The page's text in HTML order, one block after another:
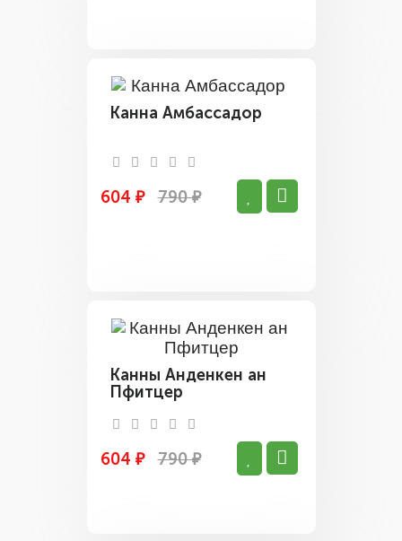
Канна Амбассадор
604 ₽ 790 ₽
Канны Анденкен ан
Пфитцер
604 ₽ 790 ₽